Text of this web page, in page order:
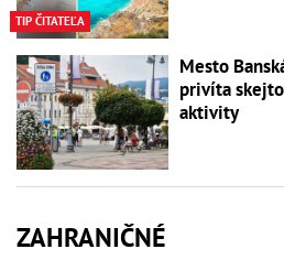
TIP ČITATEĽA
Mesto
privíta
aktivity
ZAHRANIČNÉ